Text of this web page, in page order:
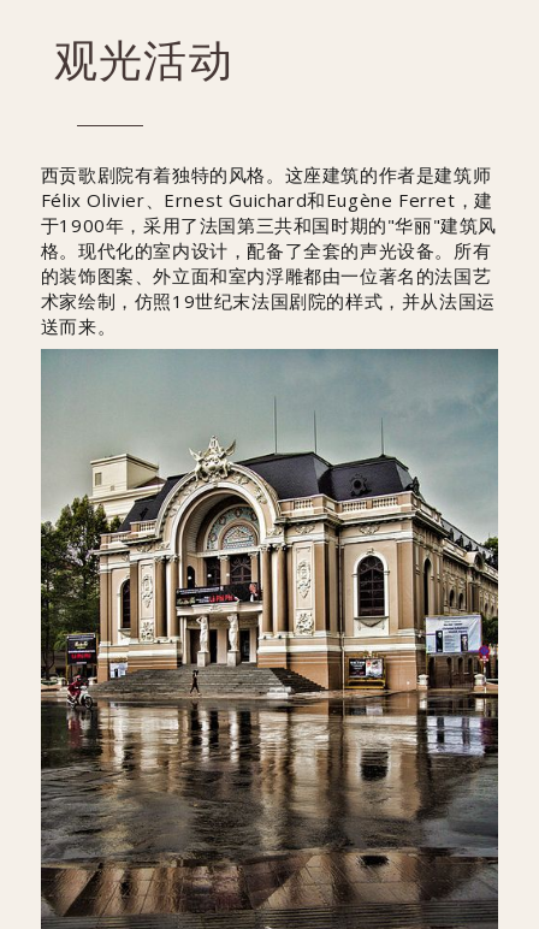
观光活动
西贡歌剧院有着独特的风格。这座建筑的作者是建筑师
Félix Olivier、Ernest Guichard和Eugène Ferret，建
于1900年，采用了法国第三共和国时期的"华丽"建筑风
格。现代化的室内设计，配备了全套的声光设备。所有
的装饰图案、外立面和室内浮雕都由一位著名的法国艺
术家绘制，仿照19世纪末法国剧院的样式，并从法国运
送而来。